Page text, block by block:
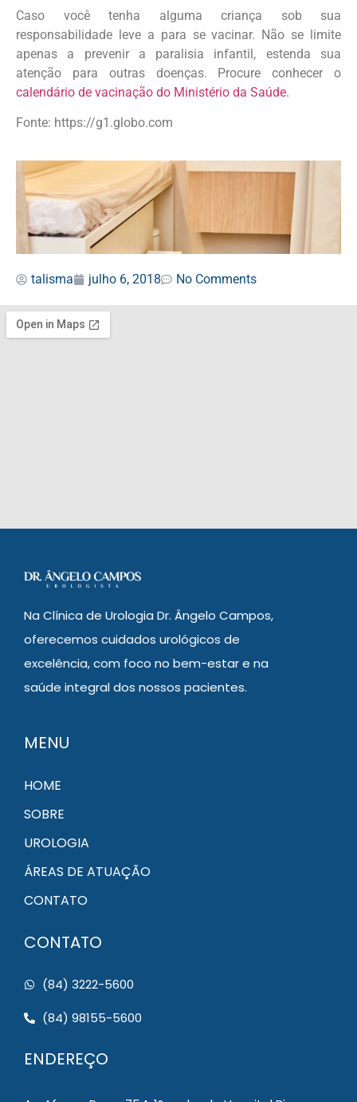
Caso você tenha alguma criança sob sua
responsabilidade leve a para se vacinar. Não se limite
apenas a prevenir a paralisia infantil, estenda sua
atenção para outras doenças. Procure conhecer o
calendário de vacinação do Ministério da Saúde.
Fonte: https://g1.globo.com
talisma julho 6, 2018 No Comments
Na Clínica de Urologia Dr. Ângelo Campos,
oferecemos cuidados urológicos de
excelência, com foco no bem-estar e na
saúde integral dos nossos pacientes.
MENU
HOME
SOBRE
UROLOGIA
ÁREAS DE ATUAÇÃO
CONTATO
CONTATO
(84) 3222-5600
(84) 98155-5600
ENDEREÇO